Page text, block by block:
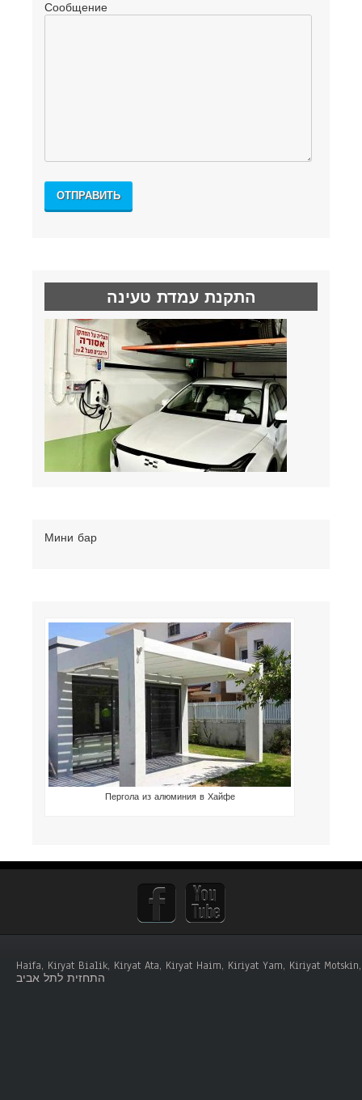
Сообщение
התקנת עמדת טעינה
Мини бар
Пергола из алюминия в Хайфе
Haifa, Kiryat Bialik, Kiryat Ata, Kiryat Haim, Kiriyat Yam, Kiriyat
התחזית לתל אביב